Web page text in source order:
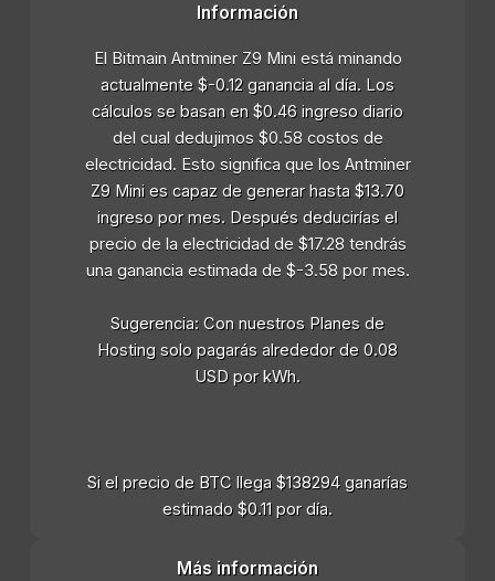
Información
El Bitmain Antminer Z9 Mini está minando
actualmente $-0.12 ganancia al día. Los
cálculos se basan en $0.46 ingreso diario
del cual dedujimos $0.58 costos de
electricidad. Esto significa que los Antminer
Z9 Mini es capaz de generar hasta $13.70
ingreso por mes. Después deducirías el
precio de la electricidad de $17.28 tendrás
una ganancia estimada de $-3.58 por mes.
Sugerencia: Con nuestros Planes de
Hosting solo pagarás alrededor de 0.08
USD por kWh.
Si el precio de BTC llega $138294 ganarías
estimado $0.11 por día.
Más información